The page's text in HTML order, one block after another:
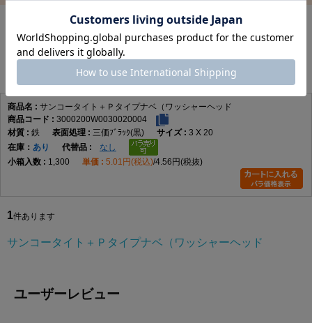
在庫更新日時：2026/08/08 03:00
サンコータイト＋Ｐタイプナベ（ワッシャーヘッド
サンコータイト＋Ｐタイプナベ（ワッシャーヘッド
3000200W0030020004
鉄
三価ﾌﾞﾗｯｸ(黒)
3 X 20
在庫
あり
なし
1,300
5.01円(税込) 4.56円(税抜)
1件あります
サンコータイト＋Ｐタイプナベ（ワッシャーヘッド
ユーザーレビュー